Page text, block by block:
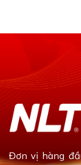
Đơn vị hàng